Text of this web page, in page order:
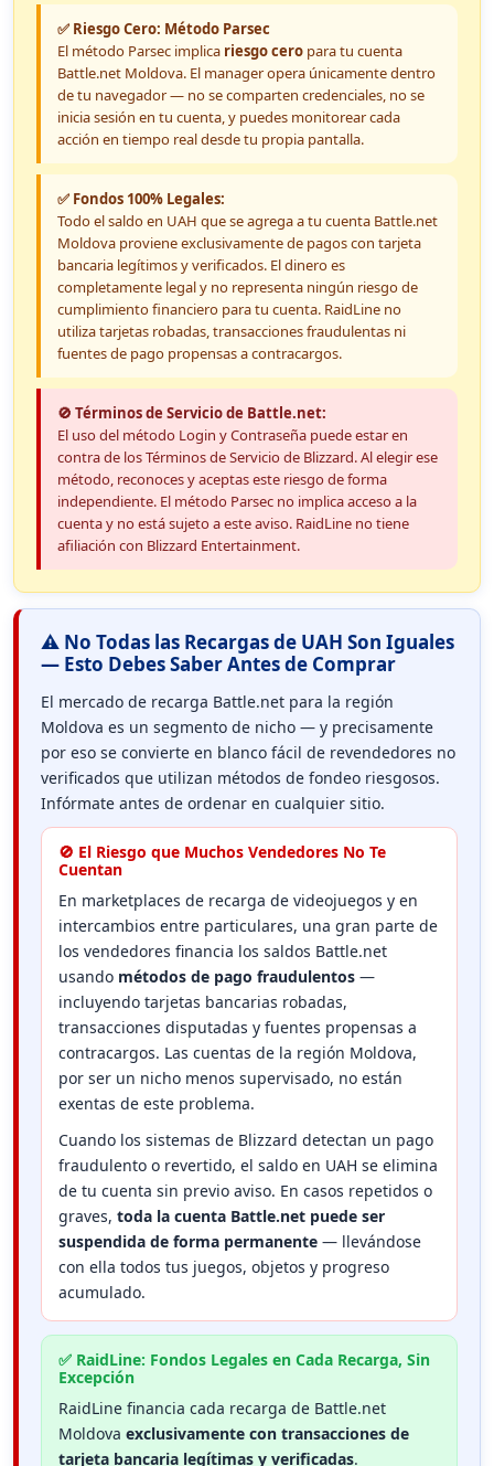
✅ Riesgo Cero: Método Parsec
El método Parsec implica riesgo cero para tu cuenta
Battle.net Moldova. El manager opera únicamente dentro
de tu navegador — no se comparten credenciales, no se
inicia sesión en tu cuenta, y puedes monitorear cada
acción en tiempo real desde tu propia pantalla.
✅ Fondos 100% Legales:
Todo el saldo en UAH que se agrega a tu cuenta Battle.net
Moldova proviene exclusivamente de pagos con tarjeta
bancaria legítimos y verificados. El dinero es
completamente legal y no representa ningún riesgo de
cumplimiento financiero para tu cuenta. RaidLine no
utiliza tarjetas robadas, transacciones fraudulentas ni
fuentes de pago propensas a contracargos.
🚫 Términos de Servicio de Battle.net:
El uso del método Login y Contraseña puede estar en
contra de los Términos de Servicio de Blizzard. Al elegir ese
método, reconoces y aceptas este riesgo de forma
independiente. El método Parsec no implica acceso a la
cuenta y no está sujeto a este aviso. RaidLine no tiene
afiliación con Blizzard Entertainment.
⚠️ No Todas las Recargas de UAH Son Iguales
— Esto Debes Saber Antes de Comprar
El mercado de recarga Battle.net para la región
Moldova es un segmento de nicho — y precisamente
por eso se convierte en blanco fácil de revendedores no
verificados que utilizan métodos de fondeo riesgosos.
Infórmate antes de ordenar en cualquier sitio.
🚫 El Riesgo que Muchos Vendedores No Te
Cuentan
En marketplaces de recarga de videojuegos y en
intercambios entre particulares, una gran parte de
los vendedores financia los saldos Battle.net
usando métodos de pago fraudulentos —
incluyendo tarjetas bancarias robadas,
transacciones disputadas y fuentes propensas a
contracargos. Las cuentas de la región Moldova,
por ser un nicho menos supervisado, no están
exentas de este problema.
Cuando los sistemas de Blizzard detectan un pago
fraudulento o revertido, el saldo en UAH se elimina
de tu cuenta sin previo aviso. En casos repetidos o
graves, toda la cuenta Battle.net puede ser
suspendida de forma permanente — llevándose
con ella todos tus juegos, objetos y progreso
acumulado.
✅ RaidLine: Fondos Legales en Cada Recarga, Sin
Excepción
RaidLine financia cada recarga de Battle.net
Moldova exclusivamente con transacciones de
tarjeta bancaria legítimas y verificadas.